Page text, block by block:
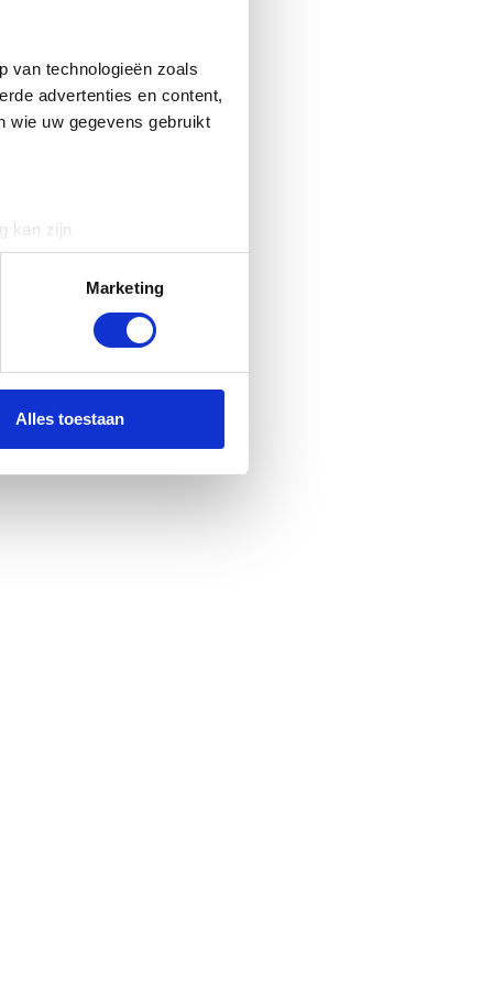
van technologieën zoals
advertenties en content,
wie uw gegevens gebruikt
kan zijn
detailgedeelte in. U kunt uw
partners voor social
die u aan ze heeft
Marketing
Alles toestaan